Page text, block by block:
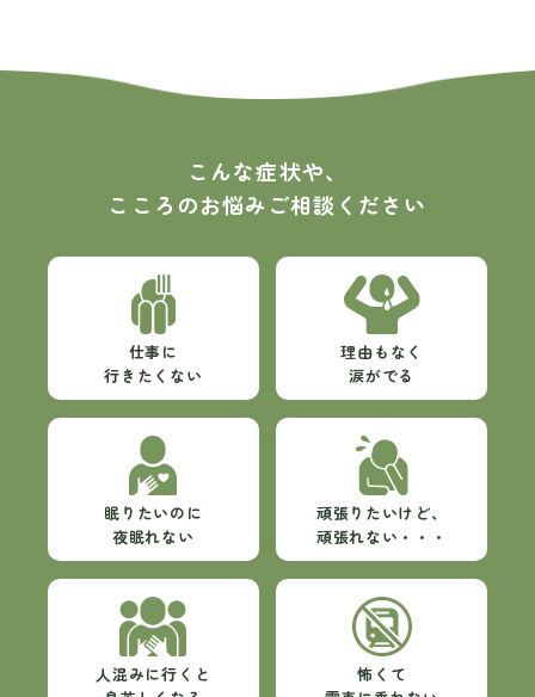
こんな症状や、
こころのお悩みご相談ください
仕事に
行きたくない
理由もなく
涙がでる
眠りたいのに
夜眠れない
頑張りたいけど、
頑張れない・・・
人混みに行くと
怖くて